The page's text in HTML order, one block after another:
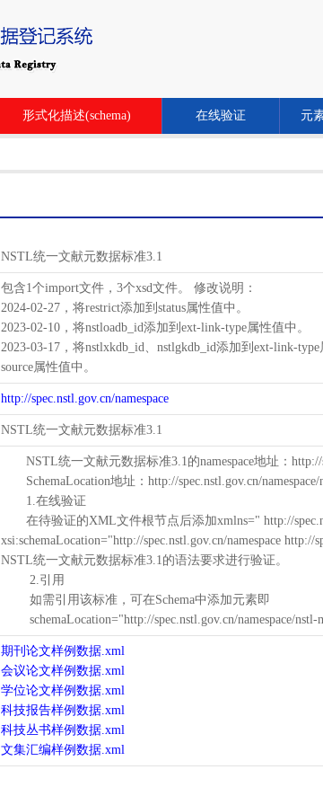
形式化描述(schema) 在线验证 元
NSTL统一文献元数据标准3.1
包含1个import文件，3个xsd文件。 修改说明：
2024-02-27，将restrict添加到status属性值中。
2023-02-10，将nstloadb_id添加到ext-link-type属性值中。
2023-03-17，将nstlxkdb_id、nstlgkdb_id添加到ext-link-
source属性值中。
http://spec.nstl.gov.cn/namespace
NSTL统一文献元数据标准3.1
NSTL统一文献元数据标准3.1的namespace地址：http://
SchemaLocation地址：http://spec.nstl.gov.cn/namespace/
1.在线验证
在待验证的XML文件根节点后添加xmlns=" http://
xsi:schemaLocation="http://spec.nstl.gov.cn/namespace
NSTL统一文献元数据标准3.1的语法要求进行验证。
2.引用
如需引用该标准，可在Schema中添加元素即
schemaLocation="http://spec.nstl.gov.cn/namespace/nstl-
期刊论文样例数据.xml
会议论文样例数据.xml
学位论文样例数据.xml
科技报告样例数据.xml
科技丛书样例数据.xml
文集汇编样例数据.xml